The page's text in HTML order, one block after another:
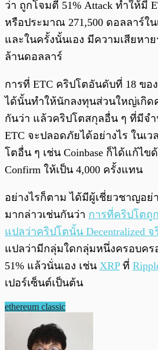
ว่า ถูกโจมตี 51% Attack ทำให้มี
หรือประมาณ 271,500 ดอลลาร์ใ
และในครั้งนั้นเอง มีความเสียหา
ล้านดอลลาร์
การที่ ETC คริปโตอันดับที่ 18 ขอ
ได้นั้นทำให้นักลงทุนส่วนใหญ่เกิด
กันว่า แล้วคริปโตสกุลอื่น ๆ ที่มีจ
ETC จะปลอดภัยได้อย่างไร ในเว
โตอื่น ๆ เช่น Coinbase ก็ได้แก้ไข
Confirm ให้เป็น 4,000 ครั้งแทน
อย่างไรก็ตาม ได้มีผู้เชี่ยวชาญอย่
มากล่าวเช่นกันว่า การที่คริปโตถู
แปลว่าคริปโตนั้น Decentralized จ
แปลว่ามีกลุ่มใดกลุ่มหนึ่งครอบคร
51% แล้วนั่นเอง เช่น XRPที่
เปอร์เซ็นต์เป็นต้น
ethereum classic